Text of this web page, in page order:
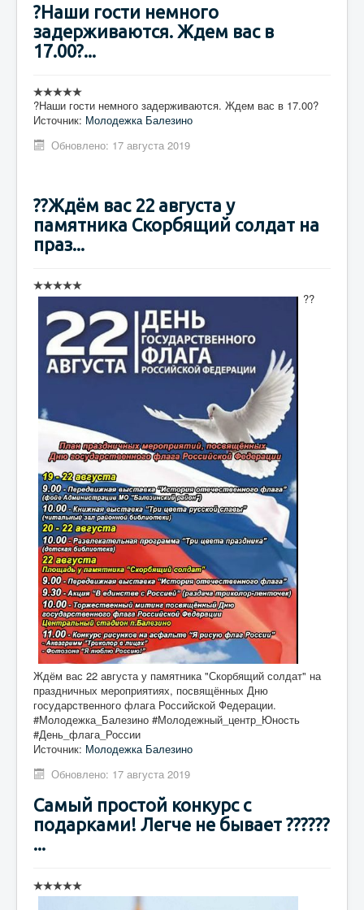
?Наши гости немного
задерживаются. Ждем вас в
17.00?...
?Наши гости немного задерживаются. Ждем вас в 17.00?
Источник: Молодежка Балезино
Обновлено: 17 августа 2019
??Ждём вас 22 августа у
памятника Скорбящий солдат на
праз...
??
Ждём вас 22 августа у памятника "Скорбящий солдат" на
праздничных мероприятиях, посвящённых Дню
государственного флага Российской Федерации.
#Молодежка_Балезино #Молодежный_центр_Юность
#День_флага_России
Источник: Молодежка Балезино
Обновлено: 17 августа 2019
Самый простой конкурс с
подарками! Легче не бывает ??????
...